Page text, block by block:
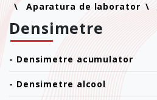
Aparatura de laborator
Densimetre
- Densimetre acumulator
- Densimetre alcool